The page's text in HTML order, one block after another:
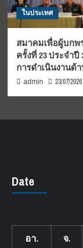
ในประเทศ
สมาคมเพื่อผู้บก
ครั้งที่ 23 ประจำ
การดำเนินงานด้
admin 23/07/2026
Date
อา. จ.